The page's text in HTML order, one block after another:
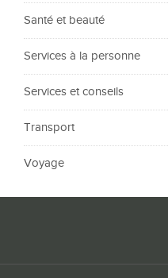
Santé et beauté
Services à la personne
Services et conseils
Transport
Voyage